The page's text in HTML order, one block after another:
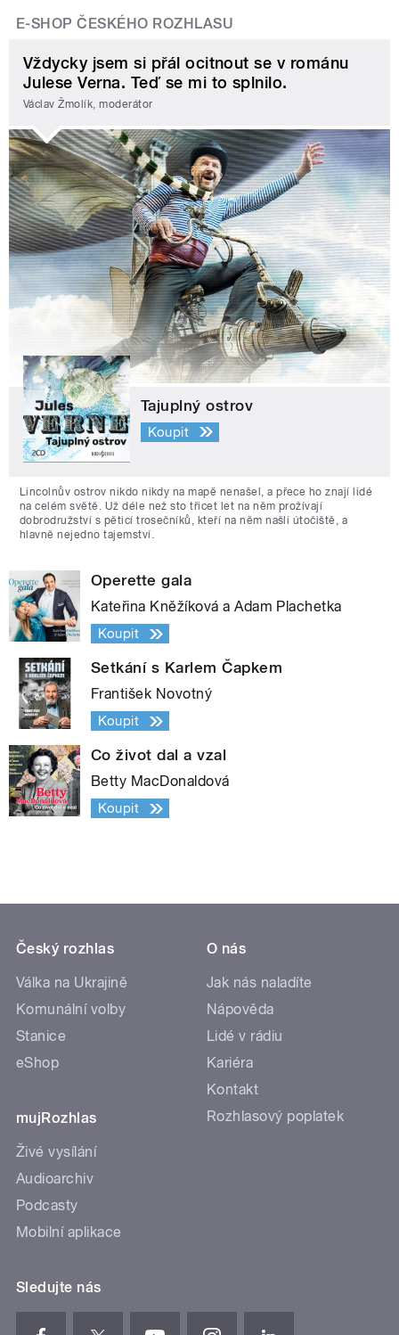
E-SHOP ČESKÉHO ROZHLASU
Vždycky jsem si přál ocitnout se v románu
Julese Verna. Teď se mi to splnilo.
Václav Žmolík, moderátor
Tajuplný ostrov
Koupit
Lincolnův ostrov nikdo nikdy na mapě nenašel, a přece ho znají lidé
na celém světě. Už déle než sto třicet let na něm prožívají
dobrodružství s pěticí trosečníků, kteří na něm našli útočiště, a
hlavně nejedno tajemství.
Operette gala
Kateřina Kněžíková a Adam Plachetka
Koupit
Setkání s Karlem Čapkem
František Novotný
Koupit
Co život dal a vzal
Betty MacDonaldová
Koupit
Český rozhlas
Válka na Ukrajině
Komunální volby
Stanice
eShop
mujRozhlas
Živé vysílání
Audioarchiv
Podcasty
Mobilní aplikace
O nás
Jak nás naladíte
Nápověda
Lidé v rádiu
Kariéra
Kontakt
Rozhlasový poplatek
Sledujte nás